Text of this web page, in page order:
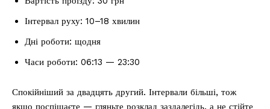
Інтервал руху: 10–18 хвилин
Дні роботи: щодня
Часи роботи: 06:13 — 23:30
Спокійніший за двадцять другий. Інтервали більші, тож
якщо поспішаєте — гляньте розклад заздалегідь, а не стійте